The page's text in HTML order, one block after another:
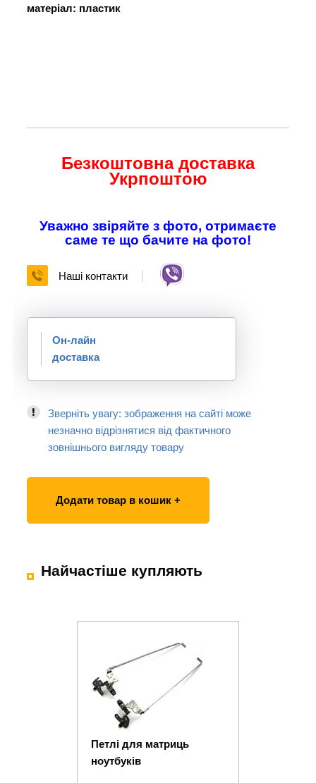
матеріал: пластик
Безкоштовна доставка
Укрпоштою
Уважно звіряйте з фото, отримаєте
саме те що бачите на фото!
Наші контакти
Он-лайн
доставка
Зверніть увагу: зображення на сайті може
незначно відрізнятися від фактичного
зовнішнього вигляду товару
Додати товар в кошик +
Найчастіше купляють
Петлі для матриць
ноутбуків